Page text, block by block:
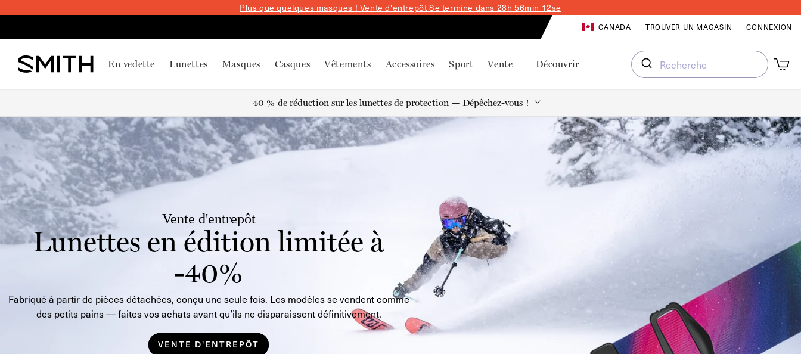
PASSER
CONTENU
Plus que quelques masques ! Vente d'entrepôtSe termine dans 28h 56min 11se
CANADA TROUVER UN MAGASIN CONNEXION
CONNEXION
En vedette Lunettes Masques Casques Vêtements Accessoires Sport Vente Découvrir Panier
Panier
Vantage 2 est là
Vente d'entrepôt
Lunettes en édition limitée à
-40%
Fabriqué à partir de pièces détachées, conçu une seule fois. Les modèles se vendent comme
des petits pains — faites vos achats avant qu’ils ne disparaissent définitivement.
VENTE D'ENTREPÔT